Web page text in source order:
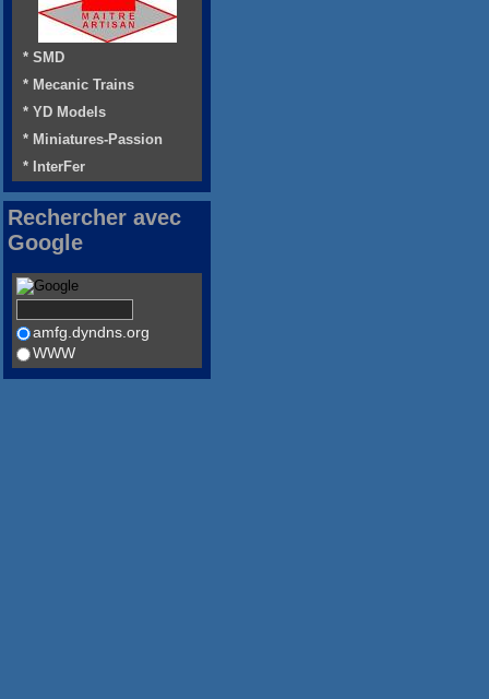
* SMD
* Mecanic Trains
* YD Models
* Miniatures-Passion
* InterFer
Rechercher avec
Google
amfg.dyndns.org
WWW